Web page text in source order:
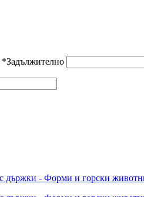
*Задължително